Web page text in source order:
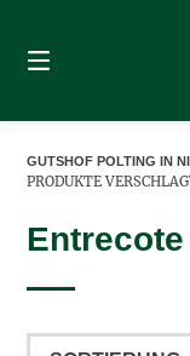
Inhalt
GUTSHOF POLTING IN
PRODUKTE
Entrecote